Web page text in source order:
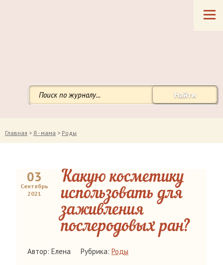
Найти
Главная > Я - мама > Роды
03
Сентябрь
2021
Какую косметику
использовать для
заживления
послеродовых ран?
Автор: Елена Рубрика: Роды